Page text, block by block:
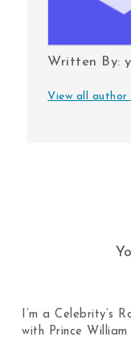
Written By:
View all
I’m a Celebrity’s
with Prince